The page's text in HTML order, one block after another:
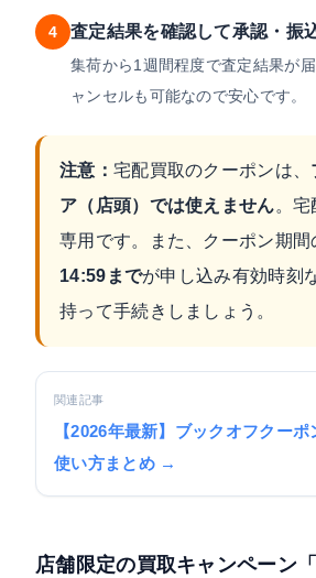
4 査定結果を確認して承認・振
集荷から1週間程度で査定結果が
ャンセルも可能なので安心です。
注意： 宅配買取のクーポンは、
ア（店頭）では使えません。宅
専用です。また、クーポン期間
14:59までが申し込み有効時刻
持って手続きしましょう。
関連記事
【2026年最新】ブックオフクー
使い方まとめ →
店舗限定の買取キャンペーン